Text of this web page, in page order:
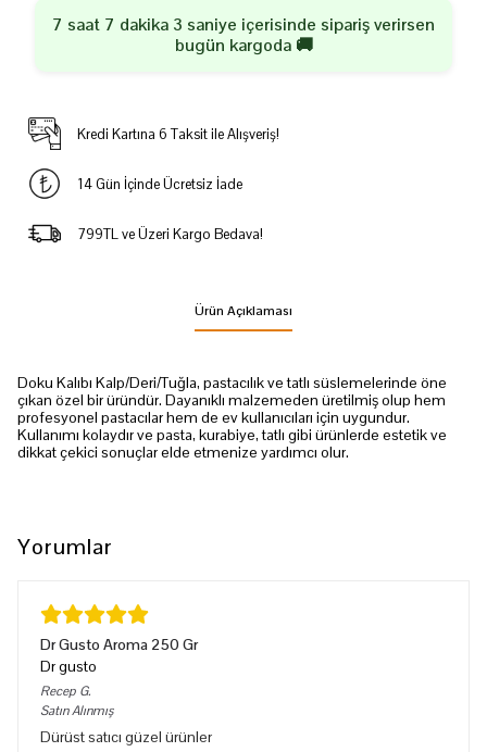
7 saat 7 dakika 3 saniye içerisinde sipariş verirsen
bugün kargoda 🚚
Kredi Kartına 6 Taksit ile Alışveriş!
14 Gün İçinde Ücretsiz İade
799TL ve Üzeri Kargo Bedava!
Ürün Açıklaması
Doku Kalıbı Kalp/Deri/Tuğla, pastacılık ve tatlı süslemelerinde öne
çıkan özel bir üründür. Dayanıklı malzemeden üretilmiş olup hem
profesyonel pastacılar hem de ev kullanıcıları için uygundur.
Kullanımı kolaydır ve pasta, kurabiye, tatlı gibi ürünlerde estetik ve
dikkat çekici sonuçlar elde etmenize yardımcı olur.
Yorumlar
Dr Gusto Aroma 250 Gr
Dr gusto
Recep G.
Satın Alınmış
Dürüst satıcı güzel ürünler